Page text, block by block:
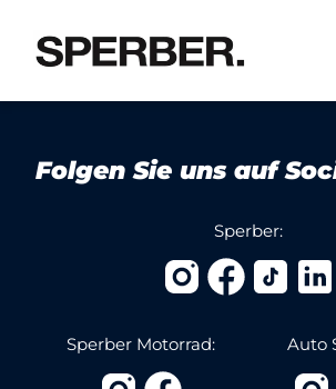
Folgen Sie uns auf
Sperber:
Sperber Motorrad: Auto